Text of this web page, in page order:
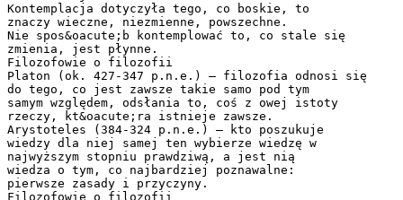
Kontemplacja dotyczyła tego, co boskie, to
znaczy wieczne, niezmienne, powszechne.
Nie spos&oacute;b kontemplować to, co stale się
zmienia, jest płynne.
Filozofowie o filozofii
Platon (ok. 427-347 p.n.e.) – filozofia odnosi się
do tego, co jest zawsze takie samo pod tym
samym względem, odsłania to, coś z owej istoty
rzeczy, kt&oacute;ra istnieje zawsze.
Arystoteles (384-324 p.n.e.) – kto poszukuje
wiedzy dla niej samej ten wybierze wiedzę w
najwyższym stopniu prawdziwą, a jest nią
wiedza o tym, co najbardziej poznawalne:
pierwsze zasady i przyczyny.
Filozofowie o filozofii